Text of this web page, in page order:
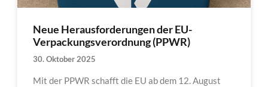
Neue Herausforderungen der EU-
Verpackungsverordnung (PPWR)
30. Oktober 2025
Mit der PPWR schafft die EU ab dem 12. August